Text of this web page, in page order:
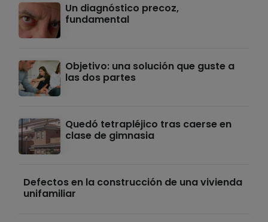
Un diagnóstico precoz,
fundamental
Objetivo: una solución que guste a
las dos partes
Quedó tetrapléjico tras caerse en
clase de gimnasia
Defectos en la construcción de una vivienda
unifamiliar